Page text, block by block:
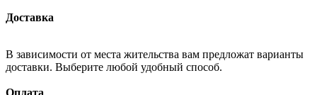
Доставка
В зависимости от места жительства вам предложат варианты
доставки. Выберите любой удобный способ.
Оплата